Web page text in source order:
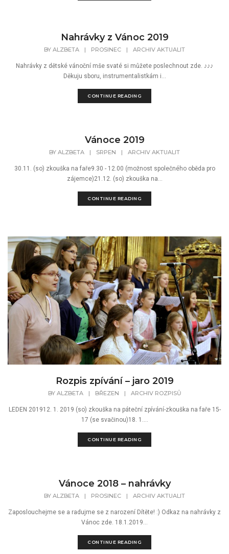
Nahrávky z Vánoc 2019
BY ALZBETA | PROSINEC | ARCHIV AKTUALIT
Nahrávky z dětské vánoční mše svaté si můžete poslechnout zde. ♪♪♪
Děkuju sboru, instrumentalistkám i...
CONTINUE READING
Vánoce 2019
BY ALZBETA | SRPEN | ARCHIV AKTUALIT
30.11. (so) zkouška na faře9.30 - 12.00 (možnost společného oběda pro
zájemce)21.12. (so) zkouška na...
CONTINUE READING
Rozpis zpívání – jaro 2019
BY ALZBETA | BŘEZEN | ARCHIV ROZPISŮ
LEDEN 201912. 1. 2019 (so) zkouška na páteční zpívání-zkouška na faře 15-
17 (se svačinou)18. 1....
CONTINUE READING
Vánoce 2018 – nahrávky
BY ALZBETA | PROSINEC | ARCHIV AKTUALIT
Zaposlouchejme se a radujme se z narození Dítěte! :) Odkaz na nahrávky z
Vánoc zde. 18.1.2019...
CONTINUE READING